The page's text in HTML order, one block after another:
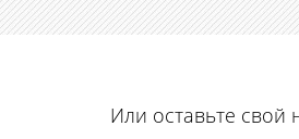
Или оставьте